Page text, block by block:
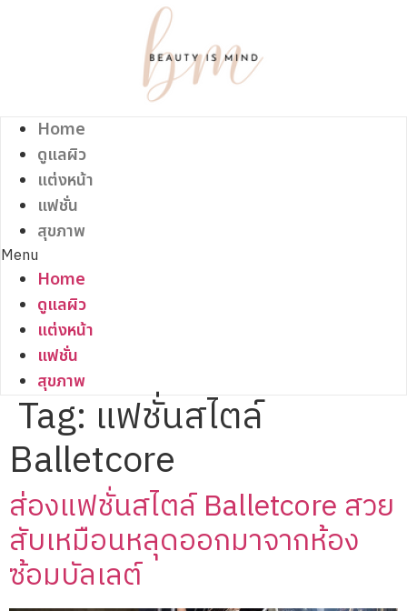
Home
ดูแลผิว
แต่งหน้า
แฟชั่น
สุขภาพ
Menu
Home
ดูแลผิว
แต่งหน้า
แฟชั่น
สุขภาพ
Tag: แฟชั่นสไตล์
Balletcore
ส่องแฟชั่นสไตล์ Balletcore สวย
สับเหมือนหลุดออกมาจากห้อง
ซ้อมบัลเลต์